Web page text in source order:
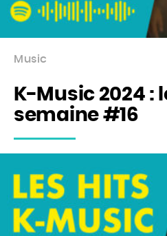
Music
K-Music 2024 :
semaine #16